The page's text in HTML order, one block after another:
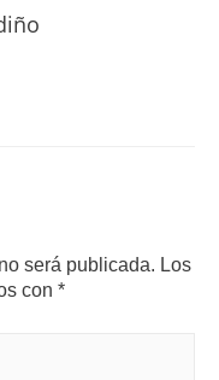
será publicada. Los
con *